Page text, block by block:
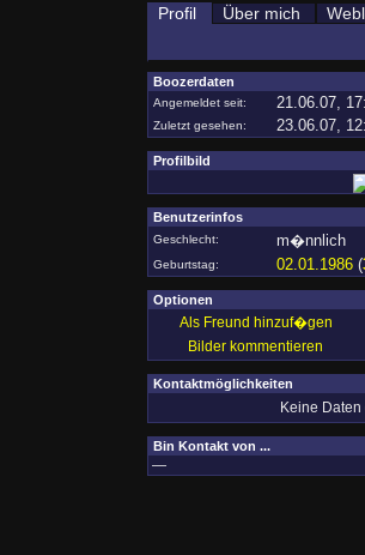
Profil Über mich
Boozerdaten
Angemeldet seit: 21.06.07,
Zuletzt gesehen: 23.06.07,
Profilbild
Benutzerinfos
Geschlecht: m�nnlich
Geburtstag: 02.01.1986 (
Optionen
Als Freund hinzuf�gen
Bilder kommentieren
Kontaktmöglichkeiten
Keine
Bin Kontakt von ...
—